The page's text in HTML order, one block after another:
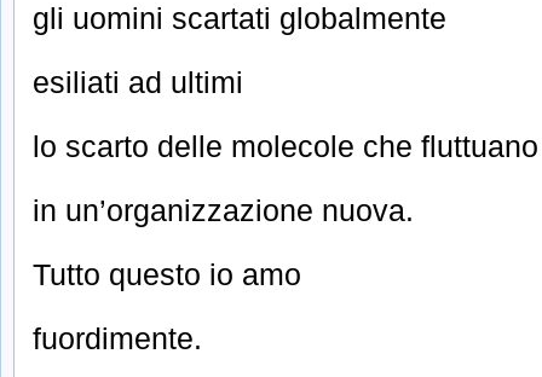
gli uomini scartati globalmente
esiliati ad ultimi
lo scarto delle molecole che fluttuano
in un’organizzazione nuova.
Tutto questo io amo
fuordimente.